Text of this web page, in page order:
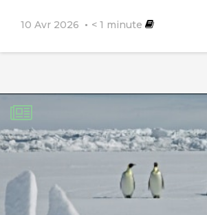
10 Avr 2026 < 1 minute